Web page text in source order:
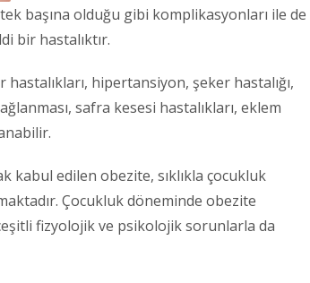
başına olduğu gibi komplikasyonları ile de
bir hastalıktır.
hipertansiyon, şeker hastalığı,
safra kesesi hastalıkları, eklem
kabul edilen obezite, sıklıkla çocukluk
Çocukluk döneminde obezite
fizyolojik ve psikolojik sorunlarla da